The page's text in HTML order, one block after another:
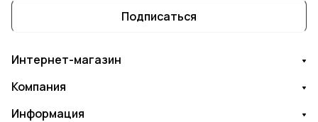
Подписаться
Интернет-магазин
Компания
Информация